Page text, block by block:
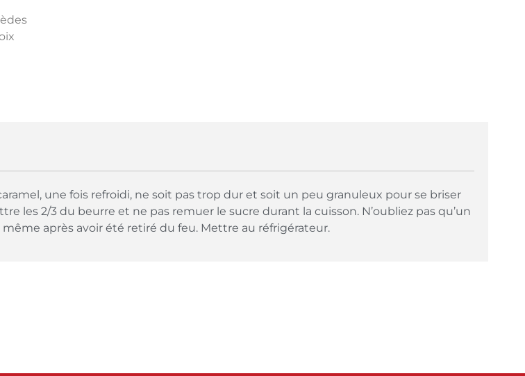
une fois refroidi, ne soit pas trop dur et soit un peu granuleux pour se briser
les 2/3 du beurre et ne pas remuer le sucre durant la cuisson. N’oubliez pas qu’un
après avoir été retiré du feu. Mettre au réfrigérateur.